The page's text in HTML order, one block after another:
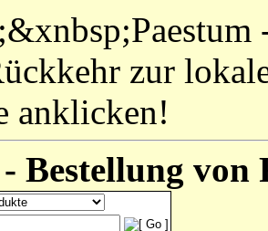
zur
anklicken!
Bestellung von